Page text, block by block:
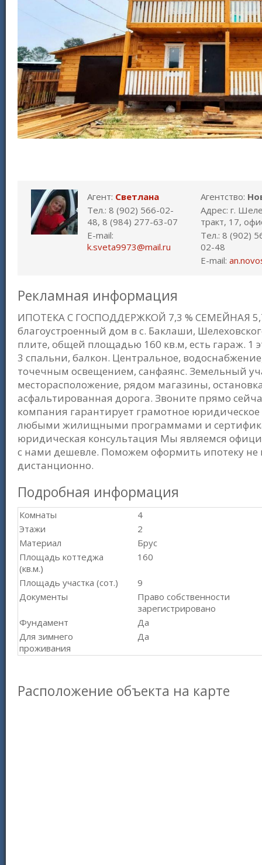
Агент: Светлана
Тел.: 8 (902) 566-02-
48, 8 (984) 277-63-07
E-mail:
k.sveta9973@mail.ru
Агентство:
Адрес: г.
тракт, 17,
Тел.: 8 (902)
02-48
E-mail:
Рекламная информация
ИПОТЕКА С ГОСПОДДЕРЖКОЙ 7,3 % СЕМЕЙНАЯ
благоустроенный дом в с. Баклаши,
плите, общей площадью 160 кв.м, есть гараж. 1
3 спальни, балкон. Центральное,
точечным освещением, санфаянс. Земельный
месторасположение, рядом магазины,
асфальтированная дорога. Звоните прямо
компания гарантирует грамотное
любыми жилищными программами и
юридическая консультация Мы являемся
с нами дешевле. Поможем оформить ипотеку
дистанционно.
Подробная информация
Комнаты
4
Этажи
2
Материал
Брус
Площадь коттеджа
(кв.м.)
160
Площадь участка (сот.)
9
Документы
Право собственности
зарегистрировано
Фундамент
Да
Для зимнего
проживания
Да
Расположение объекта на карте